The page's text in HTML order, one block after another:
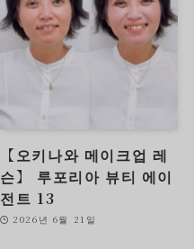
【오키나와 메이크업 레
슨】 루포리아 뷰티 에이
전트 13
2026년 6월 21일